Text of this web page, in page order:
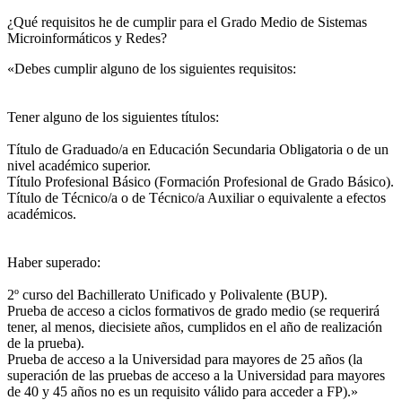
¿Qué requisitos he de cumplir para el Grado Medio de Sistemas
Microinformáticos y Redes?
«Debes cumplir alguno de los siguientes requisitos:
Tener alguno de los siguientes títulos:
Título de Graduado/a en Educación Secundaria Obligatoria o de un
nivel académico superior.
Título Profesional Básico (Formación Profesional de Grado Básico).
Título de Técnico/a o de Técnico/a Auxiliar o equivalente a efectos
académicos.
Haber superado:
2º curso del Bachillerato Unificado y Polivalente (BUP).
Prueba de acceso a ciclos formativos de grado medio (se requerirá
tener, al menos, diecisiete años, cumplidos en el año de realización
de la prueba).
Prueba de acceso a la Universidad para mayores de 25 años (la
superación de las pruebas de acceso a la Universidad para mayores
de 40 y 45 años no es un requisito válido para acceder a FP).»